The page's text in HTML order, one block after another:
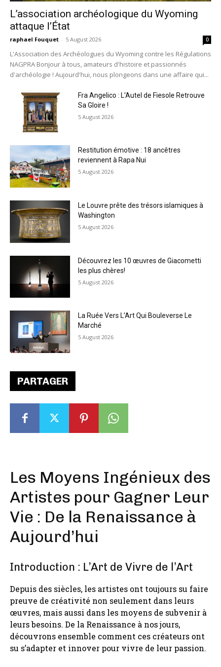
PARTAGER
Les Moyens Ingénieux des
Artistes pour Gagner Leur
Vie : De la Renaissance à
Aujourd’hui
Introduction : L’Art de Vivre de l’Art
Depuis des siècles, les artistes ont toujours su faire
preuve de créativité non seulement dans leurs
œuvres, mais aussi dans les moyens de subvenir à
leurs besoins. De la Renaissance à nos jours,
découvrons ensemble comment ces créateurs ont
su s’adapter et innover pour vivre de leur passion.
L’association archéologique du Wyoming
attaque l’État
raphael Fouquet - 5 August 2026 0
L'Association des Archéologues du Wyoming contre les Régulations
NAGPRA Bonjour à tous, amateurs d'histoire et passionnés
d'archéologie ! Aujourd'hui, nous plongeons dans une affaire qui...
Fra Angelico : L’Autel de Fiesole Retrouve
Sa Gloire !
5 August 2026
Restitution émotive : 18 ancêtres
reviennent à Rapa Nui
5 August 2026
Le Louvre prête des trésors islamiques à
Washington
5 August 2026
Découvrez les 10 œuvres de Giacometti
les plus chères!
5 August 2026
La Ruée Vers L’Art Qui Bouleverse Le
Marché
5 August 2026